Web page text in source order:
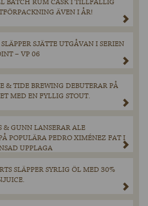
BATCH RUM CASK I TILLFÄLLIG
ÄVEN I ÅR!
SJÄTTE UTGÅVAN I SERIEN
– VP 06
& TIDE BREWING DEBUTERAR PÅ
MED EN FYLLIG STOUT.
& GUNN LANSERAR ALE
POPULÄRA PEDRO XIMÉNEZ FAT I
UPPLAGA
SLÄPPER SYRLIG ÖL MED 30%